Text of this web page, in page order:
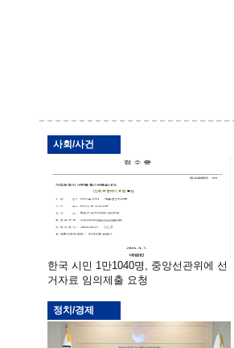
사회/사건
한국 시민 1만1040명, 중앙선관위에 선
거자료 임의제출 요청
정치/경제